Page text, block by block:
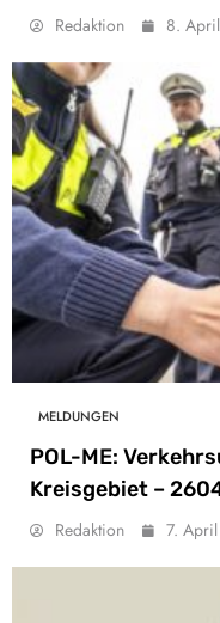
Redaktion 8.
MELDUNGEN
POL-ME:
Kreisgebiet –
Redaktion 7.